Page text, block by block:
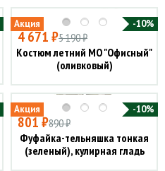
Акция -10%
4 671 ₽5 190 ₽
Костюм летний МО "Офисный"
(оливковый)
Акция -10%
801 ₽890 ₽
Фуфайка-тельняшка тонкая
(зеленый), кулирная гладь